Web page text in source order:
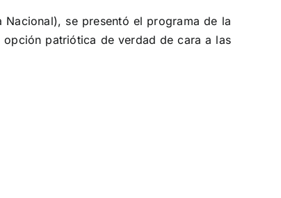
se presentó el programa de la
patriótica de verdad de cara a las